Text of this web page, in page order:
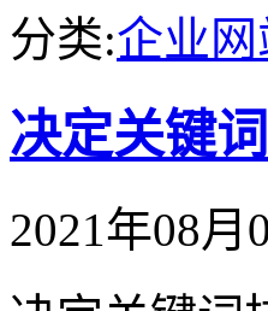
分类:企业
决定关键
2021年08月